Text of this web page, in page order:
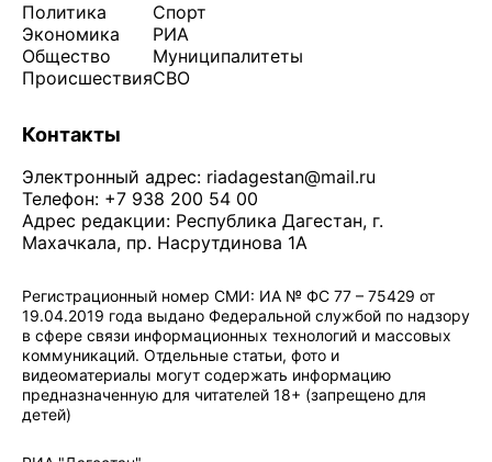
Политика
Экономика
Общество
Происшествия
Спорт
РИА
Муниципалитеты
СВО
Контакты
Электронный адрес: riadagestan@mail.ru
Телефон: +7 938 200 54 00
Адрес редакции: Республика Дагестан, г.
Махачкала, пр. Насрутдинова 1А
Регистрационный номер СМИ: ИА № ФС 77 – 75429 от
19.04.2019 года выдано Федеральной службой по надзору
в сфере связи информационных технологий и массовых
коммуникаций. Отдельные статьи, фото и
видеоматериалы могут содержать информацию
предназначенную для читателей 18+ (запрещено для
детей)